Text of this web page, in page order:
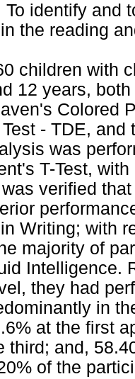
To identify and
the reading
children with
12 years,
Colored
- TDE, and
was
T-Test,
verified
Writing; with
majority of
Intelligence.
they had
in
at the first
third; and,
of the